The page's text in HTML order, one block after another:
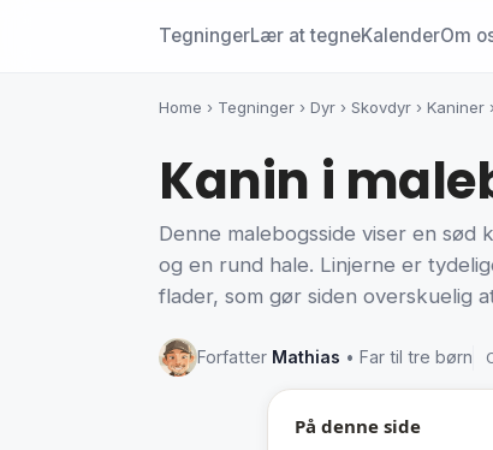
TegningerLær at tegneKalenderOm
Home › Tegninger › Dyr › Skovdyr › Kaniner ›
Kanin i
Denne malebogsside viser en
og en rund hale. Linjerne er
flader, som gør siden overskuelig
Forfatter Mathias • Far til tre børn
På denne side